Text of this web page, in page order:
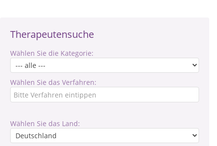
Therapeutensuche
Wählen Sie die Kategorie:
Wählen Sie das Verfahren:
Wählen Sie das Land: